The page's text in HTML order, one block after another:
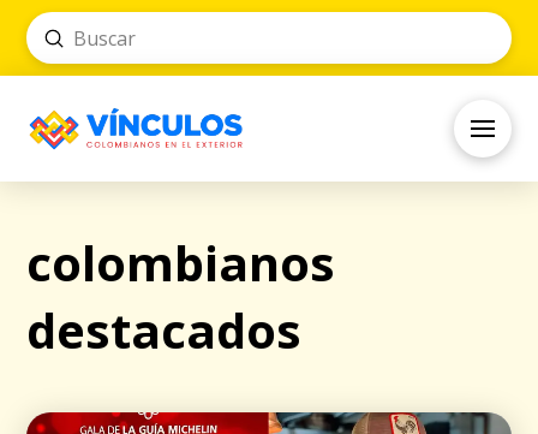
Search
Submit
colombianos
destacados